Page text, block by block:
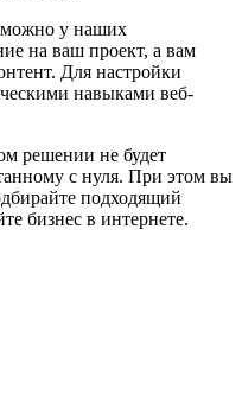
можно у наших
на ваш проект, а вам
Для настройки
навыками веб-
решении не будет
с нуля. При этом вы
подходящий
бизнес в интернете.